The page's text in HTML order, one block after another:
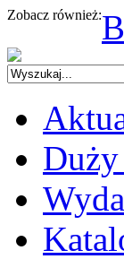
Zobacz również: